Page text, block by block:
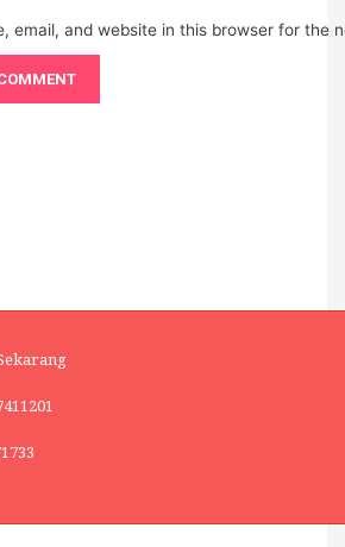
email, and website in this browser for the